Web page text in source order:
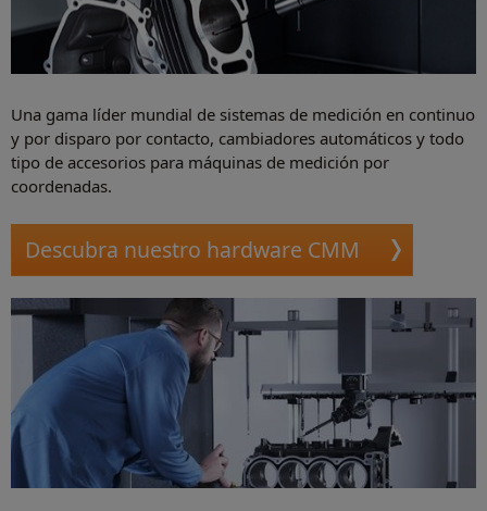
Una gama líder mundial de sistemas de medición en continuo
y por disparo por contacto, cambiadores automáticos y todo
tipo de accesorios para máquinas de medición por
coordenadas.
Descubra nuestro hardware CMM